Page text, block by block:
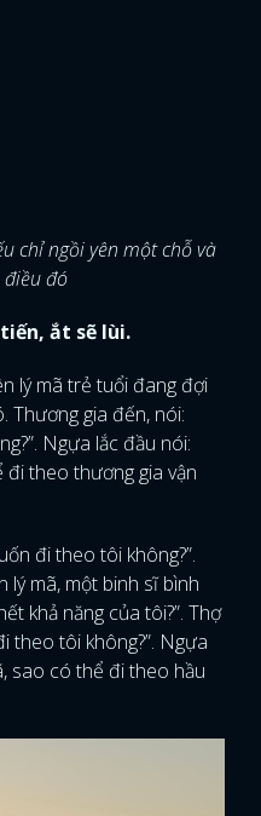
chỉ ngồi yên một chỗ và
đó
ắt sẽ lùi.
lý mã trẻ tuổi đang đợi
Thương gia đến, nói:
Ngựa lắc đầu nói:
đi theo thương gia vận
đi theo tôi không?”.
lý mã, một binh sĩ bình
khả năng của tôi?”. Thợ
theo tôi không?”. Ngựa
sao có thể đi theo hầu